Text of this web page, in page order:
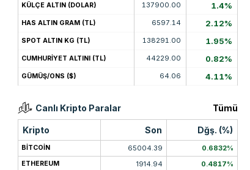
KÜLÇE ALTIN (DOLAR) 137900.00 1.4%
HAS ALTIN GRAM (TL) 6597.14 2.12%
SPOT ALTIN KG (TL) 138291.00 1.95%
CUMHURİYET ALTINI (TL) 44229.00 0.82%
GÜMÜŞ/ONS ($) 64.06 4.11%
Canlı Kripto Paralar Tümü
Kripto Son Dğş. (%)
BITCOIN 65004.39 0.6832%
ETHEREUM 1914.94 0.4817%